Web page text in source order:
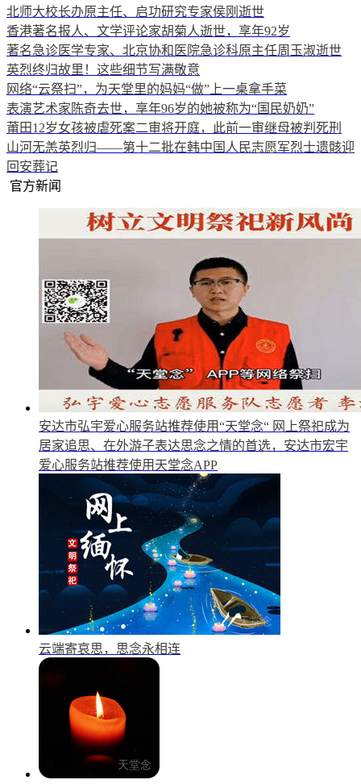
北师大校长办原主任、启功研究专家侯刚逝世
香港著名报人、文学评论家胡菊人逝世，享年92岁
著名急诊医学专家、北京协和医院急诊科原主任周玉淑逝世
英烈终归故里！这些细节写满敬意
网络“云祭扫”，为天堂里的妈妈“做”上一桌拿手菜
表演艺术家陈奇去世，享年96岁的她被称为“国民奶奶”
莆田12岁女孩被虐死案二审将开庭，此前一审继母被判死刑
山河无恙英烈归——第十二批在韩中国人民志愿军烈士遗骸迎
回安葬记
官方新闻
安达市弘宇爱心服务站推荐使用“天堂念“ 网上祭祀成为
居家追思、在外游子表达思念之情的首选，安达市宏宇
爱心服务站推荐使用天堂念APP
云端寄哀思，思念永相连